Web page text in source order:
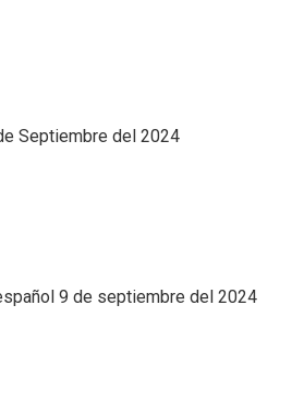
Septiembre del 2024
9 de septiembre del 2024